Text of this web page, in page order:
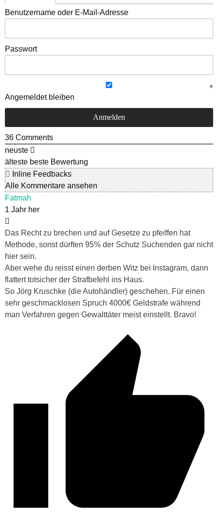
Benutzername oder E-Mail-Adresse
Passwort
Angemeldet bleiben
36 Comments
neuste
älteste beste Bewertung
Inline Feedbacks
Alle Kommentare ansehen
Fatmah
1 Jahr her
Das Recht zu brechen und auf Gesetze zu pfeiffen hat
Methode, sonst dürften 95% der Schutz Suchenden gar nicht
hier sein.
Aber wehe du reisst einen derben Witz bei Instagram, dann
flattert totsicher der Strafbefehl ins Haus.
So Jörg Kruschke (die Autohändler) geschehen. Für einen
sehr geschmacklosen Spruch 4000€ Geldstrafe während
man Verfahren gegen Gewalttäter meist einstellt. Bravo!